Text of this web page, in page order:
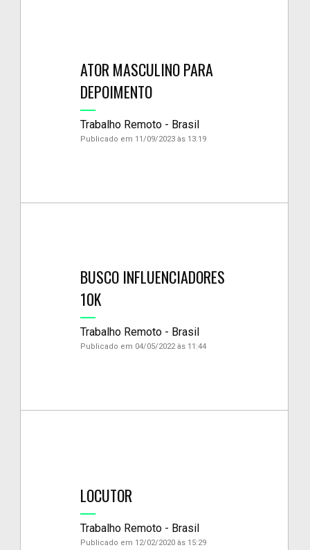
ATOR MASCULINO PARA
DEPOIMENTO
Trabalho Remoto - Brasil
Publicado em 11/09/2023 às 13:19
BUSCO INFLUENCIADORES
10K
Trabalho Remoto - Brasil
Publicado em 04/05/2022 às 11:44
LOCUTOR
Trabalho Remoto - Brasil
Publicado em 12/02/2020 às 15:29